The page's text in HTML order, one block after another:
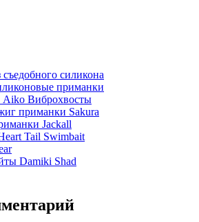
силикона
приманки
Виброхвосты
приманки Sakura
Jackall
Tail Swimbait
Damiki Shad